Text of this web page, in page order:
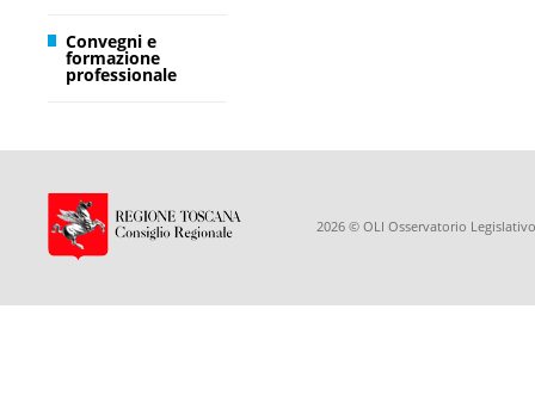
Convegni e
formazione
professionale
2026 © OLI Osservatorio